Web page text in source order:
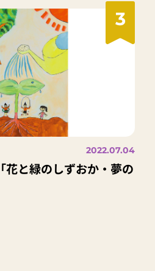
3
2022.07.04
花と緑のしずおか・夢の